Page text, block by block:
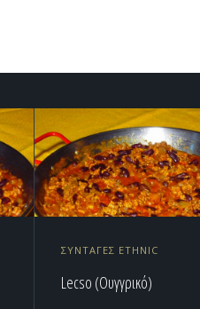
ΣΥΝΤΑΓΕΣ ETHNIC
Lecso (Ουγγρικό)